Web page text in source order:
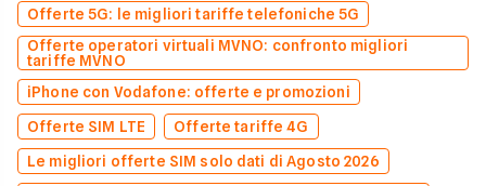
Offerte 5G: le migliori tariffe telefoniche 5G
Offerte operatori virtuali MVNO: confronto migliori
tariffe MVNO
iPhone con Vodafone: offerte e promozioni
Offerte SIM LTE
Offerte tariffe 4G
Le migliori offerte SIM solo dati di Agosto 2026